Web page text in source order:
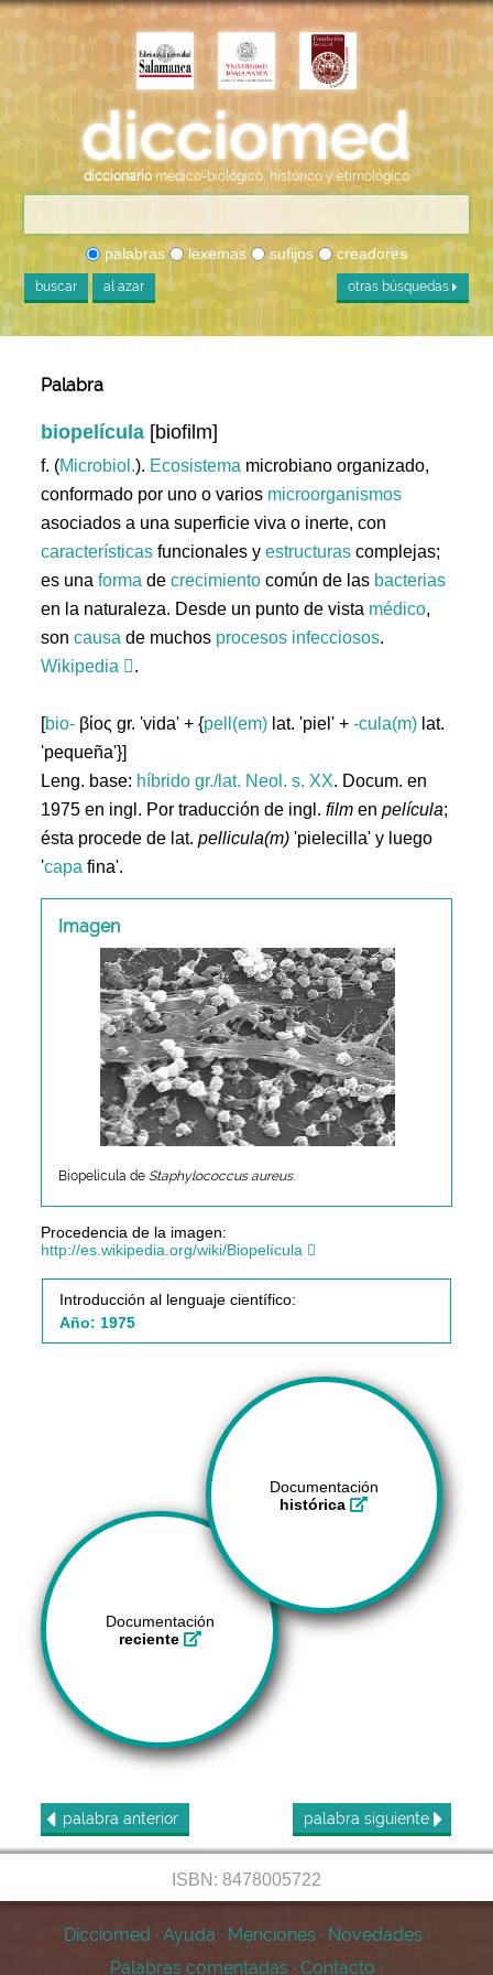
diccionario médico-biológico, histórico y etimológico
palabras lexemas sufijos creadores
buscar al azar otras búsquedas
Palabra
biopelícula [biofilm]
f. (Microbiol.). Ecosistema microbiano organizado,
conformado por uno o varios microorganismos
asociados a una superficie viva o inerte, con
características funcionales yestructuras complejas;
es unaforma decrecimiento común de las bacterias
en la naturaleza. Desde un punto de vista médico,
soncausa de muchos procesos infecciosos.
Wikipedia
.
[bio- βίος gr. 'vida' + {pell(em) lat. 'piel' +-cula(m) lat.
'pequeña'}]
Leng. base: híbrido gr./lat. Neol. s. XX. Docum. en
1975 en ingl. Por traducción de ingl.film enpelícula;
ésta procede de lat.pellicula(m) 'pielecilla' y luego
'capa fina'.
Imagen
Biopelícula de Staphylococcus aureus.
Procedencia de la imagen:
http://es.wikipedia.org/wiki/Biopelícula
Introducción al lenguaje científico:
Año: 1975
Documentación
histórica
Documentación
reciente
palabra anterior palabra siguiente
ISBN: 8478005722
Dicciomed · Ayuda · Menciones · Novedades ·
Palabras comentadas · Contacto ·